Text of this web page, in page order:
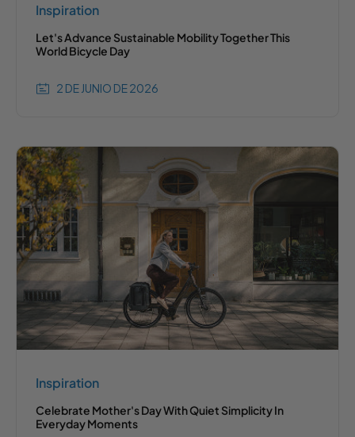
Inspiration
Let's Advance Sustainable Mobility Together This
World Bicycle Day
2 DE JUNIO DE 2026
Inspiration
Celebrate Mother's Day With Quiet Simplicity In
Everyday Moments